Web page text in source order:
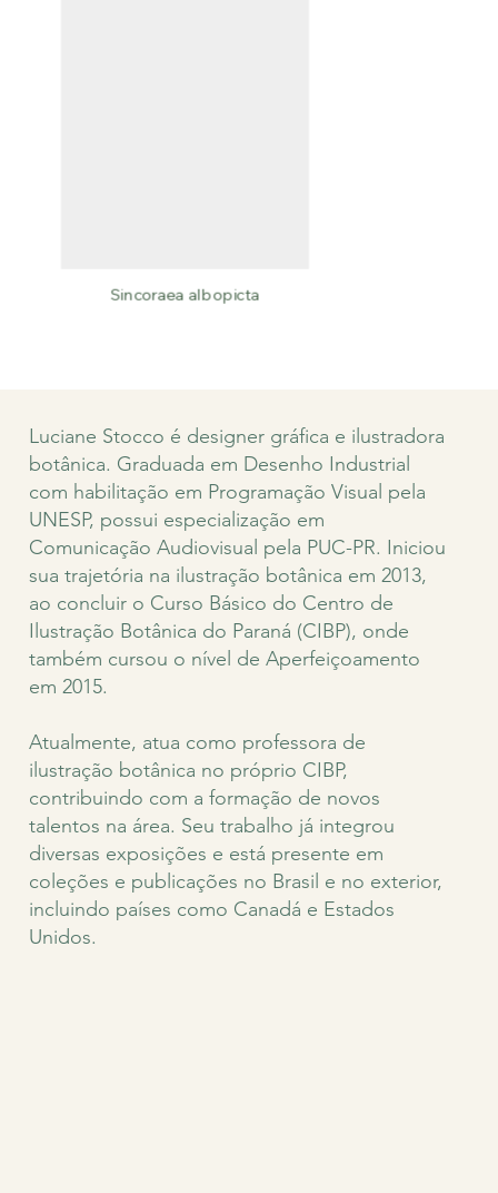
Sincoraea albopicta
Luciane Stocco é designer gráfica e ilustradora
botânica. Graduada em Desenho Industrial
com habilitação em Programação Visual pela
UNESP, possui especialização em
Comunicação Audiovisual pela PUC-PR. Iniciou
sua trajetória na ilustração botânica em 2013,
ao concluir o Curso Básico do Centro de
Ilustração Botânica do Paraná (CIBP), onde
também cursou o nível de Aperfeiçoamento
em 2015.
Atualmente, atua como professora de
ilustração botânica no próprio CIBP,
contribuindo com a formação de novos
talentos na área. Seu trabalho já integrou
diversas exposições e está presente em
coleções e publicações no Brasil e no exterior,
incluindo países como Canadá e Estados
Unidos.